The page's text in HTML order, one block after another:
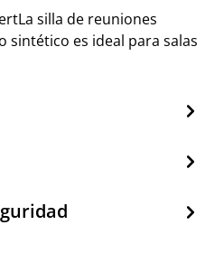
silla de reuniones
sintético es ideal para salas